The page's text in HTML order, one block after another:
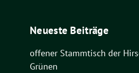
Neueste Beiträge
offener Stammtisch der
Grünen